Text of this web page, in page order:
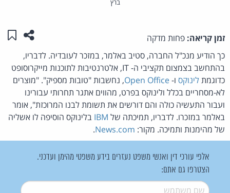
ברץ
זמן קריאה: פחות מדקה שתפו
כך הודיע מנכ"ל החברה, סטיב באלמר, במזכר לעובדיה. לדבריו,
בהתחשב בצמצום תקציבי ה- IT, אלטרנטיבות לתוכנות מייקרוסופט
כדוגמתלינוקס ו-Open Office, נחשבות "טובות מספיק". "מוצרים
לא-מסחריים בכלל ולינוקס בפרט, מהווים אתגר תחרותי עבורינו
ועבור התעשיה כולה והם דורשים את תשומת לבנו המרוכזת", אומר
באלמר במזכרו. לדבריו, תמיכתה של IBM בלינוקס הוסיפה לו אשליה
של מהימנות ותמיכה. מקור: News.com
.
אלפי עורכי דין ואנשי משפט נעזרים בידע משפטי מהימן ועדכני.
הצטרפו גם אתם:
שם משתמש*